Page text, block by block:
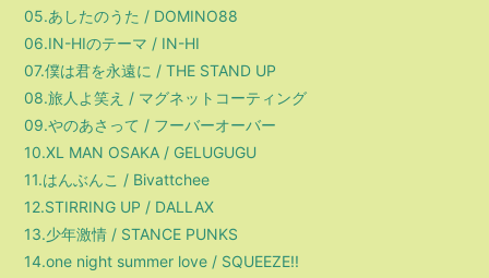
05.あしたのうた / DOMINO88
06.IN-HIのテーマ / IN-HI
07.僕は君を永遠に / THE STAND UP
08.旅人よ笑え / マグネットコーティング
09.やのあさって / フーバーオーバー
10.XL MAN OSAKA / GELUGUGU
11.はんぶんこ / Bivattchee
12.STIRRING UP / DALLAX
13.少年激情 / STANCE PUNKS
14.one night summer love / SQUEEZE!!